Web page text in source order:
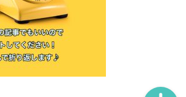
無料オンラインメール講座